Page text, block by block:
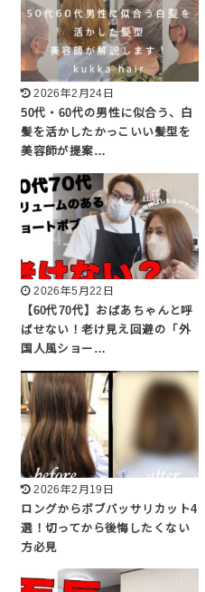
2026年2月24日
50代・60代の男性に似合う、白
髪を活かしたかっこいい髪型を
美容師が提案…
2026年5月22日
【60代70代】おばあちゃんと呼
ばせない！老け見え回避の「外
国人風ショー…
2026年2月19日
ロングからボブバッサリカット4
選！切ってから後悔したくない
方必見